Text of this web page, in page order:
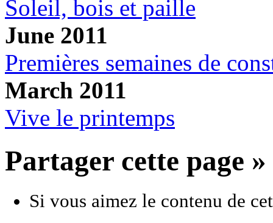
Soleil, bois et paille
June 2011
Premières semaines de
March 2011
Vive le printemps
Partager cette page »
Si vous aimez le contenu de